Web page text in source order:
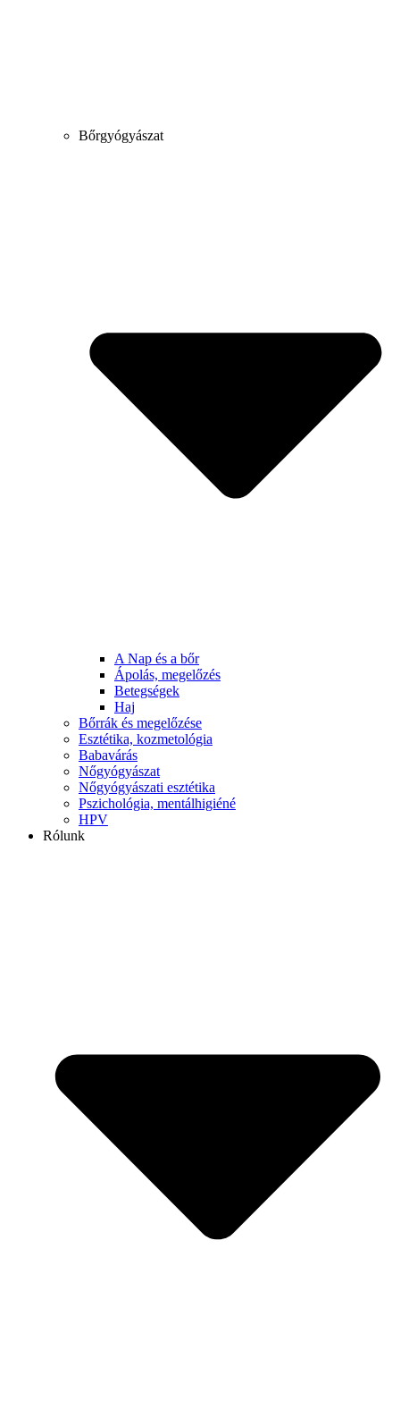
Bőrgyógyászat
A Nap és a bőr
Ápolás, megelőzés
Betegségek
Haj
Bőrrák és megelőzése
Esztétika, kozmetológia
Babavárás
Nőgyógyászat
Nőgyógyászati esztétika
Pszichológia, mentálhigiéné
HPV
Rólunk